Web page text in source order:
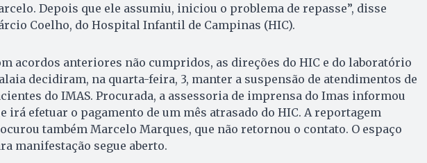
Depois que ele assumiu, iniciou o problema de repasse”, disse
Coelho, do Hospital Infantil de Campinas (HIC).
acordos anteriores não cumpridos, as direções do HIC e do laboratório
decidiram, na quarta-feira, 3, manter a suspensão de atendimentos de
do IMAS. Procurada, a assessoria de imprensa do Imas informou
irá efetuar o pagamento de um mês atrasado do HIC. A reportagem
também Marcelo Marques, que não retornou o contato. O espaço
manifestação segue aberto.